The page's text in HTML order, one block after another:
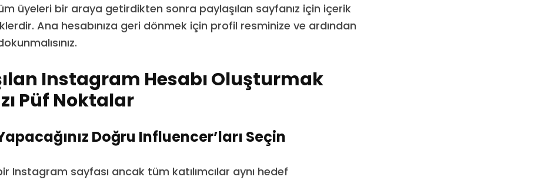
üyeleri bir araya getirdikten sonra paylaşılan sayfanız için içerik
Ana hesabınıza geri dönmek için profil resminize ve ardından
Instagram Hesabı Oluşturmak
Püf Noktalar
Doğru Influencer’ları Seçin
Instagram sayfası ancak tüm katılımcılar aynı hedef